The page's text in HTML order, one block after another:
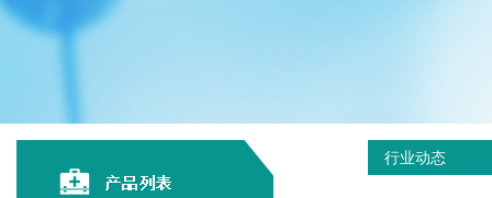
行业动态